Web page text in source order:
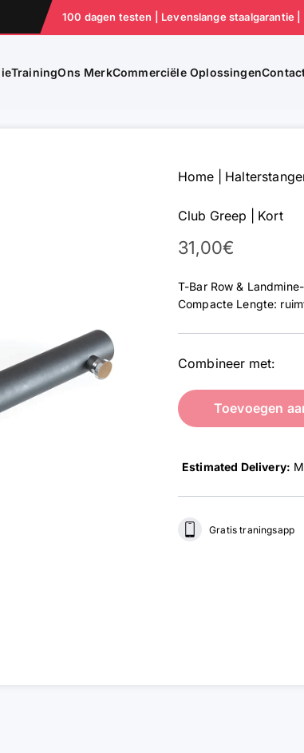
100 dagen testen | Levenslange staalgarantie |
TrainingOns MerkCommerciële Oplossingen
Home
Club Greep | Kort
Aanbieding
31,00€
T-Bar Row &
Compacte Lengte:
Combineer met:
Toevoegen
Estimated Delivery:
Gratis traningsapp